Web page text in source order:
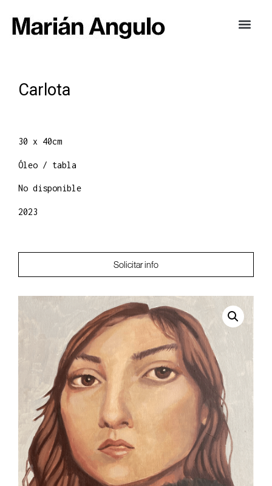
Carlota
30 x 40cm
Óleo / tabla
No disponible
2023
Solicitar info